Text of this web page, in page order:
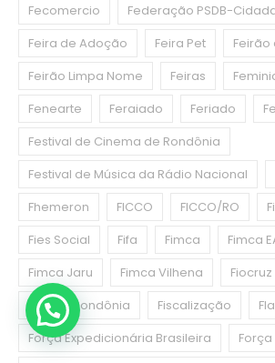
Fecomercio
Federação PSDB-
Feira de Adoção
Feira Pet
Feirão
Feirão Limpa Nome
Feiras
Fenearte
Feraiado Feriado
Festival de Cinema de Rondônia
Festival de Música da Rádio Nacional
Fhemeron
FICCO FICCO/RO
Fies Social
Fifa Fimca
Fimca
Fimca Jaru
Fimca Vilhena
Fiocruz
Fiocruz Rondônia
Fiscalização
Força Expedicionária Brasileira